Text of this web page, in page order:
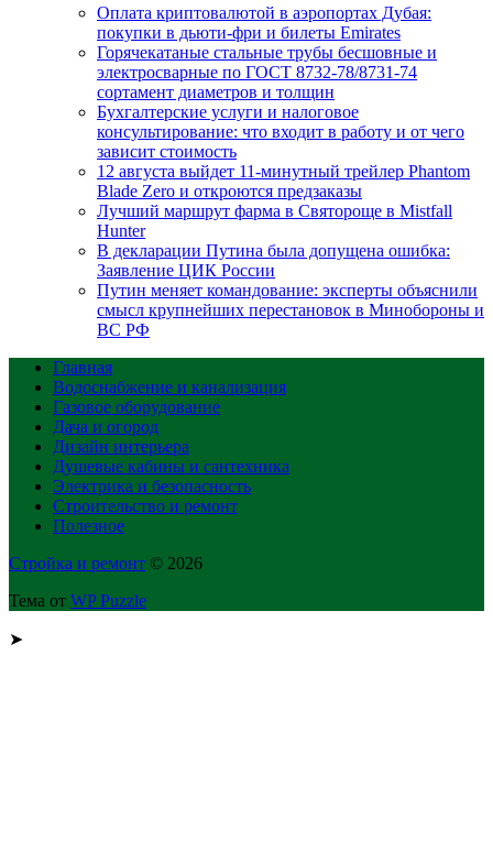
Оплата криптовалютой в аэропортах Дубая:
покупки в дьюти-фри и билеты Emirates
Горячекатаные стальные трубы бесшовные и
электросварные по ГОСТ 8732-78/8731-74
сортамент диаметров и толщин
Бухгалтерские услуги и налоговое
консультирование: что входит в работу и от чего
зависит стоимость
12 августа выйдет 11-минутный трейлер Phantom
Blade Zero и откроются предзаказы
Лучший маршрут фарма в Святороще в Mistfall
Hunter
В декларации Путина была допущена ошибка:
Заявление ЦИК России
Путин меняет командование: эксперты объяснили
смысл крупнейших перестановок в Минобороны и
ВС РФ
Главная
Водоснабжение и канализация
Газовое оборудование
Дача и огород
Дизайн интерьера
Душевые кабины и сантехника
Электрика и безопасность
Строительство и ремонт
Полезное
Стройка и ремонт © 2026
Тема от WP Puzzle
➤